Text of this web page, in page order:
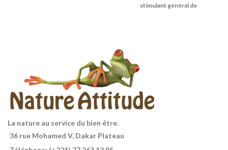
stimulant général de
La nature au service du bien être.
36 rue Mohamed V, Dakar Plateau